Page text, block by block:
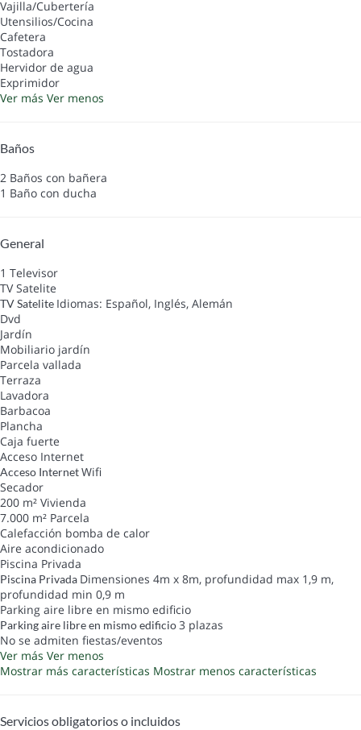
Vajilla/Cubertería
Utensilios/Cocina
Cafetera
Tostadora
Hervidor de agua
Exprimidor
Ver más Ver menos
Baños
2 Baños con bañera
1 Baño con ducha
General
1 Televisor
TV Satelite
TV Satelite Idiomas: Español, Inglés, Alemán
Dvd
Jardín
Mobiliario jardín
Parcela vallada
Terraza
Lavadora
Barbacoa
Plancha
Caja fuerte
Acceso Internet
Acceso InternetWifi
Secador
200 m² Vivienda
7.000 m² Parcela
Calefacción bomba de calor
Aire acondicionado
Piscina Privada
Piscina Privada Dimensiones 4m x 8m, profundidad max 1,9 m,
profundidad min 0,9 m
Parking aire libre en mismo edificio
Parking aire libre en mismo edificio3 plazas
No se admiten fiestas/eventos
Ver más Ver menos
Mostrar más características Mostrar menos características
Servicios obligatorios o incluidos